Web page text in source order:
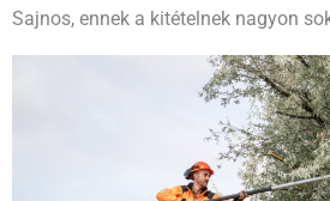
Sajnos, ennek a kitételnek nagyon